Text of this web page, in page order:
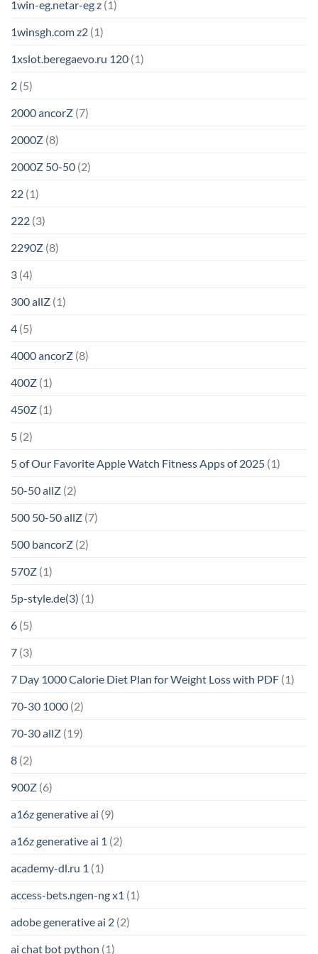
1win-eg.netar-eg z (1)
1winsgh.com z2 (1)
1xslot.beregaevo.ru 120 (1)
2 (5)
2000 ancorZ (7)
2000Z (8)
2000Z 50-50 (2)
22 (1)
222 (3)
2290Z (8)
3 (4)
300 allZ (1)
4 (5)
4000 ancorZ (8)
400Z (1)
450Z (1)
5 (2)
5 of Our Favorite Apple Watch Fitness Apps of 2025 (1)
50-50 allZ (2)
500 50-50 allZ (7)
500 bancorZ (2)
570Z (1)
5p-style.de(3) (1)
6 (5)
7 (3)
7 Day 1000 Calorie Diet Plan for Weight Loss with PDF (1)
70-30 1000 (2)
70-30 allZ (19)
8 (2)
900Z (6)
a16z generative ai (9)
a16z generative ai 1 (2)
academy-dl.ru 1 (1)
access-bets.ngen-ng x1 (1)
adobe generative ai 2 (2)
ai chat bot python (1)